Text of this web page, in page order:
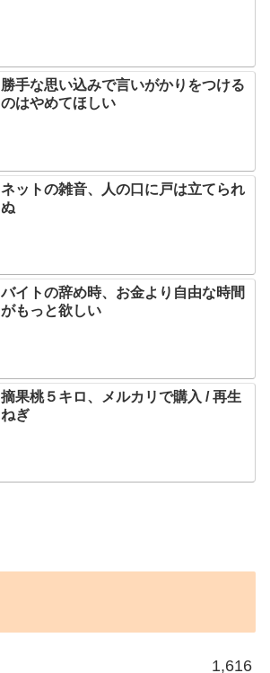
勝手な思い込みで言いがかりをつける
のはやめてほしい
ネットの雑音、人の口に戸は立てられ
ぬ
バイトの辞め時、お金より自由な時間
がもっと欲しい
摘果桃５キロ、メルカリで購入 / 再生
ねぎ
1,616